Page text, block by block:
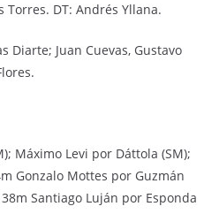
Torres. DT: Andrés Yllana.
Diarte; Juan Cuevas, Gustavo
Máximo Levi por Dáttola (SM);
Gonzalo Mottes por Guzmán
Santiago Luján por Esponda